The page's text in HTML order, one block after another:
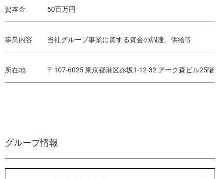
資本金 50百万円
事業内容 当社グループ事業に資する資金の調達、供給等
所在地 〒107-6025 東京都港区赤坂1-12-32 アーク森ビル25階
グループ情報